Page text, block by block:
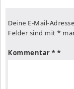
Deine E-Mail-
Felder sind mit *
Kommentar *